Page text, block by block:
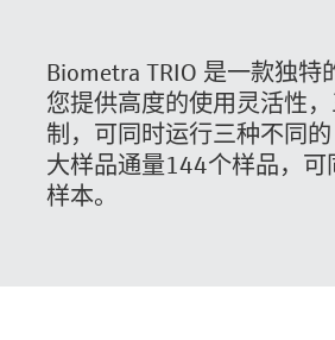
Biometra TRIO 是一款独特
您提供高度的使用灵活性
制，可同时运行三种不同的
大样品通量144个样品，可
样本。